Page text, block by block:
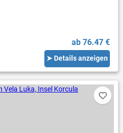
ab 76.47 €
➤ Details anzeigen